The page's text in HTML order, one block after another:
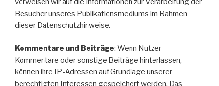
verweisen wir auf die Informationen zur Verarbeitung der
Besucher unseres Publikationsmediums im Rahmen
dieser Datenschutzhinweise.
Kommentare und Beiträge: Wenn Nutzer
Kommentare oder sonstige Beiträge hinterlassen,
können ihre IP-Adressen auf Grundlage unserer
berechtigten Interessen gespeichert werden. Das